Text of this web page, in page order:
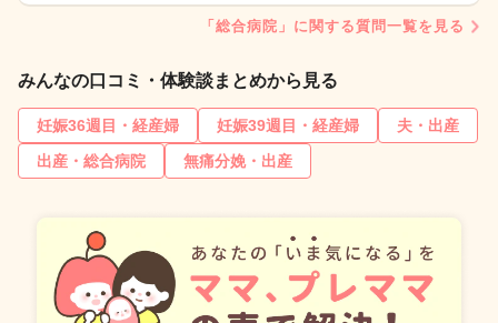
「総合病院」に関する質問一覧を見る
みんなの口コミ・体験談まとめから見る
妊娠36週目・経産婦 妊娠39週目・経産婦
夫・出産
出産・総合病院
無痛分娩・出産